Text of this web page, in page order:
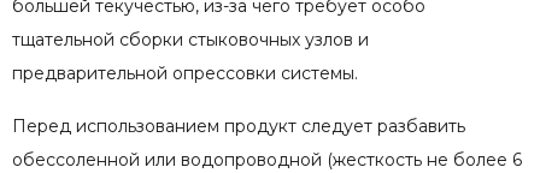
большей текучестью, из-за чего требует особо
тщательной сборки стыковочных узлов и
предварительной опрессовки системы.
Перед использованием продукт следует разбавить
обессоленной или водопроводной (жесткость не более 6